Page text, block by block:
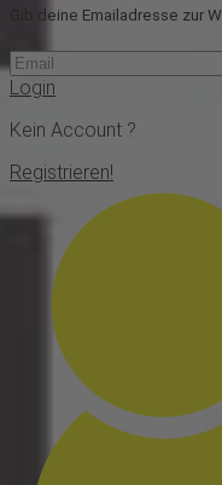
Gib deine Emailadresse zur
Login
Kein Account ?
Registrieren!